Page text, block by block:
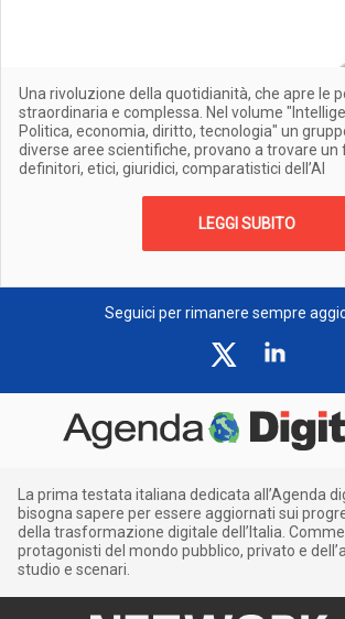
Una rivoluzione della quotidianità, che apre le
straordinaria e complessa. Nel volume
Politica, economia, diritto, tecnologia" un
diverse aree scientifiche, provano a trovare un
definitori, etici, giuridici, comparatistici dell’AI
LEGGI SUBITO
Seguici per rimanere sempre
La prima testata italiana dedicata all’Agenda
bisogna sapere per essere aggiornati sui
della trasformazione digitale dell’Italia.
protagonisti del mondo pubblico, privato e
studio e scenari.